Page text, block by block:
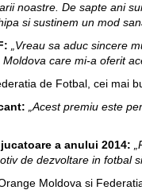
noastre. De sapte ani
si sustinem un mod
„Vreau sa aduc sincere
care mi-a oferit
de Fotbal, cei mai
„Acest premiu este
a anului 2014:
de dezvoltare in fotbal
Moldova si